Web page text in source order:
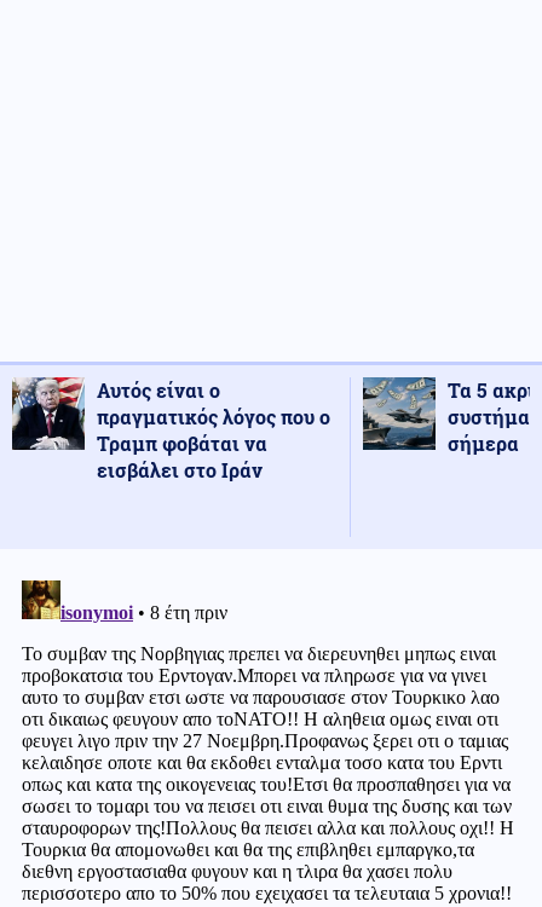
Αυτός είναι ο
πραγματικός λόγος που ο
Τραμπ φοβάται να
εισβάλει στο Ιράν
Τα 5
σήμερα